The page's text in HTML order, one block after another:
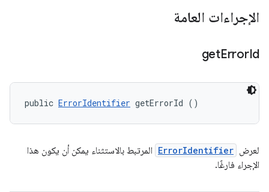
الإجراءات العامة
getErrorId
public ErrorIdentifier getErrorId ()
لعرض ErrorIdentifier المرتبط بالاستثناء يمكن أن يكون هذا
الإجراء فارغًا.